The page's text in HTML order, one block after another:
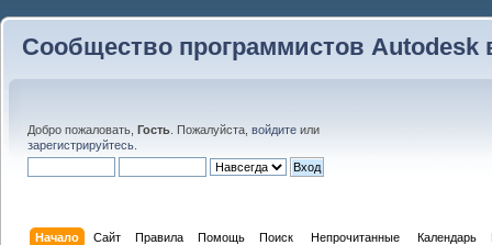
Сообщество программистов Autodesk
Добро пожаловать, Гость . Пожалуйста, войдите или
зарегистрируйтесь
Начало Сайт Правила Помощь Поиск Непрочитанные Календарь